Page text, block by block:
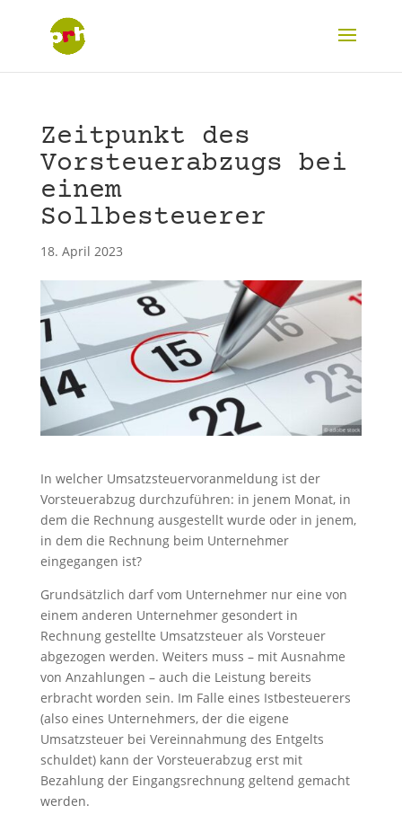
Zeitpunkt des
Vorsteuerabzugs bei
einem
Sollbesteuerer
18. April 2023
In welcher Umsatzsteuervoranmeldung ist der
Vorsteuerabzug durchzuführen: in jenem Monat, in
dem die Rechnung ausgestellt wurde oder in jenem,
in dem die Rechnung beim Unternehmer
eingegangen ist?
Grundsätzlich darf vom Unternehmer nur eine von
einem anderen Unternehmer gesondert in
Rechnung gestellte Umsatzsteuer als Vorsteuer
abgezogen werden. Weiters muss – mit Ausnahme
von Anzahlungen – auch die Leistung bereits
erbracht worden sein. Im Falle eines Istbesteuerers
(also eines Unternehmers, der die eigene
Umsatzsteuer bei Vereinnahmung des Entgelts
schuldet) kann der Vorsteuerabzug erst mit
Bezahlung der Eingangsrechnung geltend gemacht
werden.